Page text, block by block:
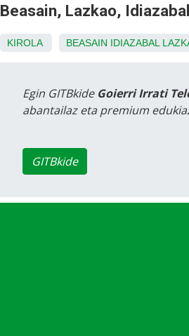
Beasain, Lazkao,
KIROLA BEASAIN IDIAZABAL
Egin GITBkide Goierri Irrati
abantailaz eta premium
GITBkide